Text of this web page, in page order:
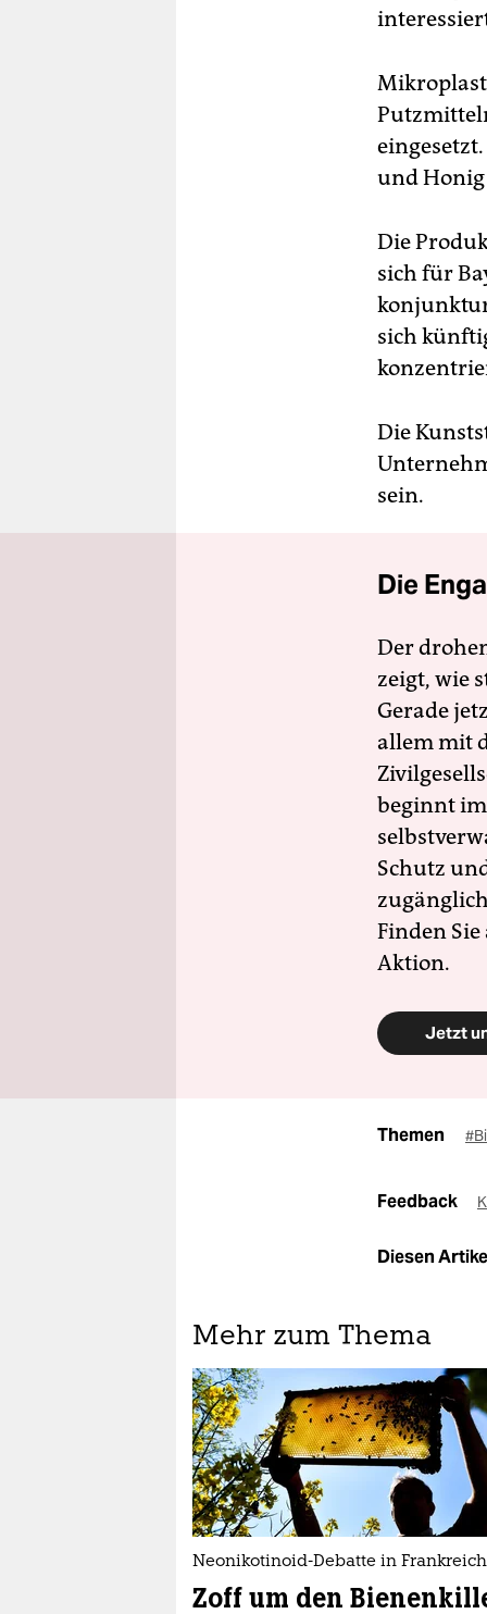
und Honig
Die
sich für
sich
Die
sein.
Die
Der
zeigt, wie
Gerade
allem mit
beginnt
Schutz
Finden
Aktion.
Jetzt
Themen
Feedback
Diesen
Mehr zum Thema
Neonikotinoid-Debatte in Frankreich
Zoff um den